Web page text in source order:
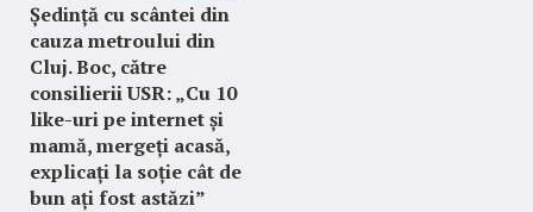
Ședință cu scântei din
cauza metroului din
Cluj. Boc, către
consilierii USR: „Cu 10
like-uri pe internet și
mamă, mergeți acasă,
explicați la soție cât de
bun ați fost astăzi”